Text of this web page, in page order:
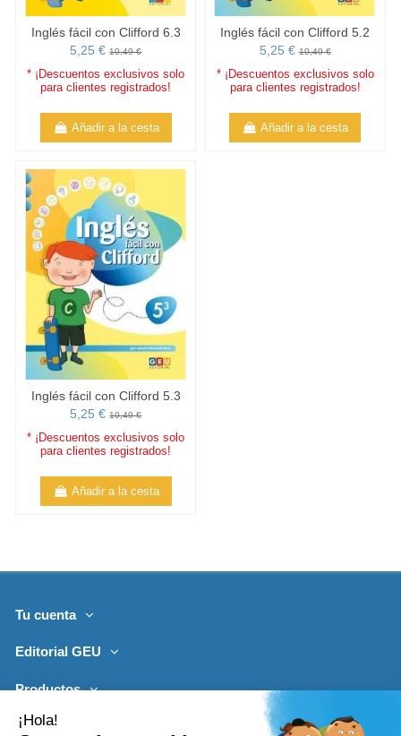
Inglés fácil con Clifford 6.3
5,25 €10,49 €
* ¡Descuentos exclusivos solo
para clientes registrados!
Añadir a la cesta
Inglés fácil con Clifford 5.2
5,25 €10,49 €
* ¡Descuentos exclusivos solo
para clientes registrados!
Añadir a la cesta
Inglés fácil con Clifford 5.3
5,25 €10,49 €
* ¡Descuentos exclusivos solo
para clientes registrados!
Añadir a la cesta
Tu cuenta
Editorial GEU
Productos
Lo más leído